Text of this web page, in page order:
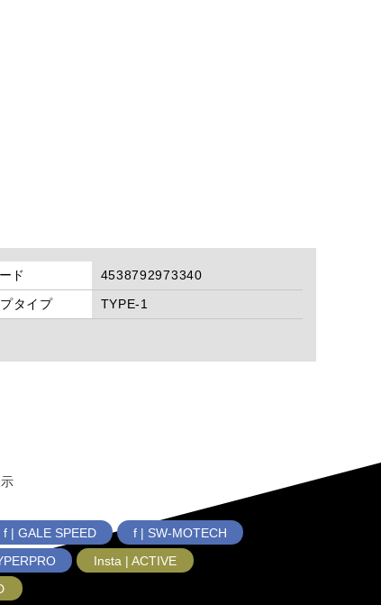
ド
4538792973340
タイプ
TYPE-1
f | GALE SPEED
f | SW-MOTECH
Insta | ACTIVE